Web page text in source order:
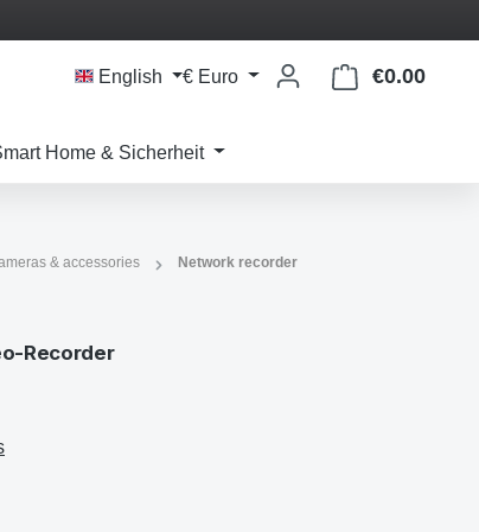
English € Euro €0.00
Home & Sicherheit
& accessories Network recorder
Recorder